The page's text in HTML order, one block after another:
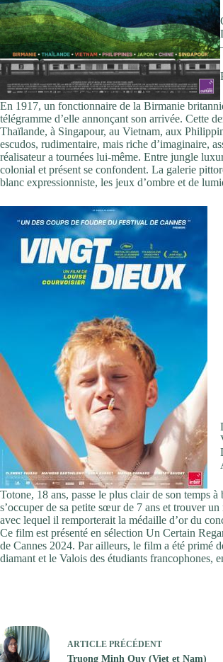
En 1917, un fonctionnaire de la Birmanie
télégramme d’elle annonçant son arrivée. Cette
Thaïlande, à Singapour, au Vietnam, aux
escudos, rudimentaire, mais riche d’imaginaire,
réalisateur a tournées lui-même. Entre jungle
colonial et présent se confondent. La galerie
blanc expressionniste, les jeux d’ombre et de
Totone, 18 ans, passe le plus clair de son temps
s’occuper de sa petite sœur de 7 ans et trouver
avec lequel il remporterait la médaille d’or du
Ce film est présenté en sélection Un Certain
de Cannes 2024. Par ailleurs, le film a été primé
diamant et le Valois des étudiants francophones,
ARTICLE PRÉCÉDENT
Truong Minh Quy (Viet et Nam)